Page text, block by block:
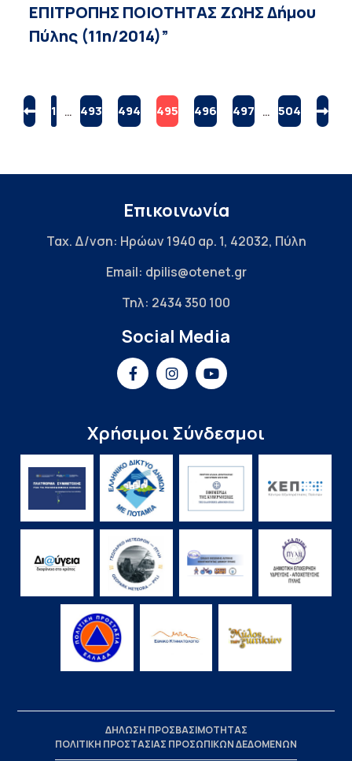
ΕΠΙΤΡΟΠΗΣ ΠΟΙΟΤΗΤΑΣ ΖΩΗΣ Δήμου
Πύλης (11η/2014)”
1 … 493 494 495 496 497 … 504
Επικοινωνία
Ταχ. Δ/νση: Ηρώων 1940 αρ. 1, 42032, Πύλη
Email: dpilis@otenet.gr
Τηλ: 2434 350 100
Social Media
Χρήσιμοι Σύνδεσμοι
ΔΗΛΩΣΗ ΠΡΟΣΒΑΣΙΜΟΤΗΤΑΣ
ΠΟΛΙΤΙΚΗ ΠΡΟΣΤΑΣΙΑΣ ΠΡΟΣΩΠΙΚΩΝ ΔΕΔΟΜΕΝΩΝ